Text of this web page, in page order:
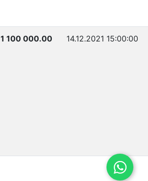
1 100 000.00 14.12.2021 15:00:00